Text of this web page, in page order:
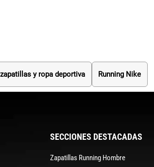
y ropa deportiva Running Nike
SECCIONES DESTACADAS
Zapatillas Running Hombre